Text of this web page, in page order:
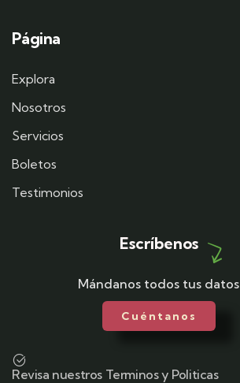
Página
Explora
Nosotros
Servicios
Boletos
Testimonios
Escríbenos
Mándanos todos tus datos
Cuéntanos
Revisa nuestros Terminos y Politicas